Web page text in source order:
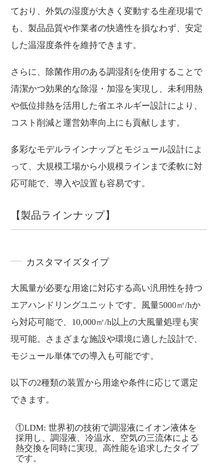
ており、外気の湿度が大きく変動する生産現場で
も、製品品質や作業者の快適性を損なわず、安定
した温湿度条件を維持できます。
さらに、除菌作用のある調湿剤を使用することで
清潔かつ効果的な除湿・加湿を実現し、未利用熱
や低位排熱を活用した省エネルギー設計により、
コスト削減と運営効率向上にも貢献します。
多彩なモデルラインナップとモジュール設計によ
って、大規模工場から小規模ラインまで柔軟に対
応可能で、導入や設置も容易です。
【製品ラインナップ】
カスタマイズタイプ
大風量が必要な用途に対応する高い汎用性を持つ
エアハンドリングユニットです。風量5000㎥/hか
ら対応可能で、10,000㎥/h以上の大風量処理も実
現可能。さまざまな施設や環境に適した設計で、
モジュール単体での導入も可能です。
以下の2種類の装置から用途や条件に応じて選定
できます。
①LDM: 世界初の技術で調湿液にイオン液体を
採用し、調湿液、冷温水、空気の三流体による
熱交換を同時に実現。高性能を追求したタイプ
です。